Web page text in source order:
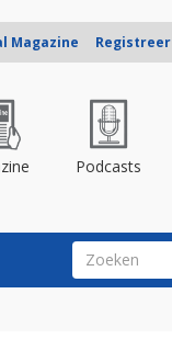
Magazine Registreer
Podcasts
ZOEKVELD